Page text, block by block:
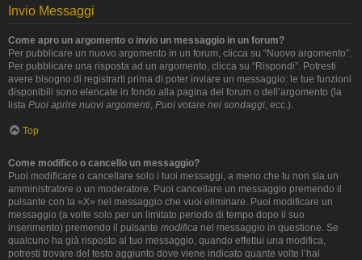
Invio Messaggi
Come apro un argomento o invio un messaggio in un forum?
Per pubblicare un nuovo argomento in un forum, clicca su “Nuovo argomento”.
Per pubblicare una risposta ad un argomento, clicca su “Rispondi”. Potresti
avere bisogno di registrarti prima di poter inviare un messaggio: le tue funzioni
disponibili sono elencate in fondo alla pagina del forum o dell’argomento (la
lista Puoi aprire nuovi argomenti, Puoi votare nei sondaggi, ecc.).
Top
Come modifico o cancello un messaggio?
Puoi modificare o cancellare solo i tuoi messaggi, a meno che tu non sia un
amministratore o un moderatore. Puoi cancellare un messaggio premendo il
pulsante con la «X» nel messaggio che vuoi eliminare. Puoi modificare un
messaggio (a volte solo per un limitato periodo di tempo dopo il suo
inserimento) premendo il pulsante modifica nel messaggio in questione. Se
qualcuno ha già risposto al tuo messaggio, quando effettui una modifica,
potresti trovare del testo aggiunto dove viene indicato quante volte l’hai